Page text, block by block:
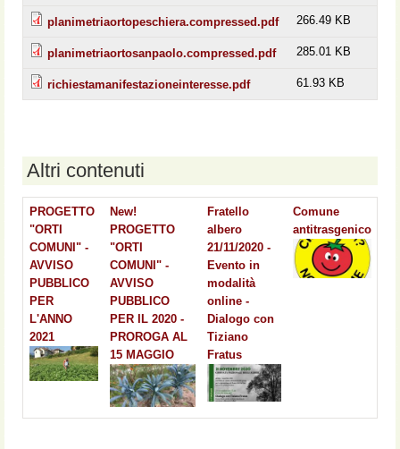
planimetriaortopeschiera.compressed.pdf 266.49 KB
planimetriaortosanpaolo.compressed.pdf 285.01 KB
richiestamanifestazioneinteresse.pdf 61.93 KB
Altri contenuti
PROGETTO
"ORTI
COMUNI" -
AVVISO
PUBBLICO
PER
L'ANNO
2021
New!
PROGETTO
"ORTI
COMUNI" -
AVVISO
PUBBLICO
PER IL 2020 -
PROROGA AL
15 MAGGIO
Fratello
albero
21/11/2020 -
Evento in
modalità
online -
Dialogo con
Tiziano
Fratus
Comune
antitrasgenico